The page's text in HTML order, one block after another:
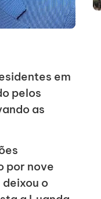
em
pelos
as
por nove
o